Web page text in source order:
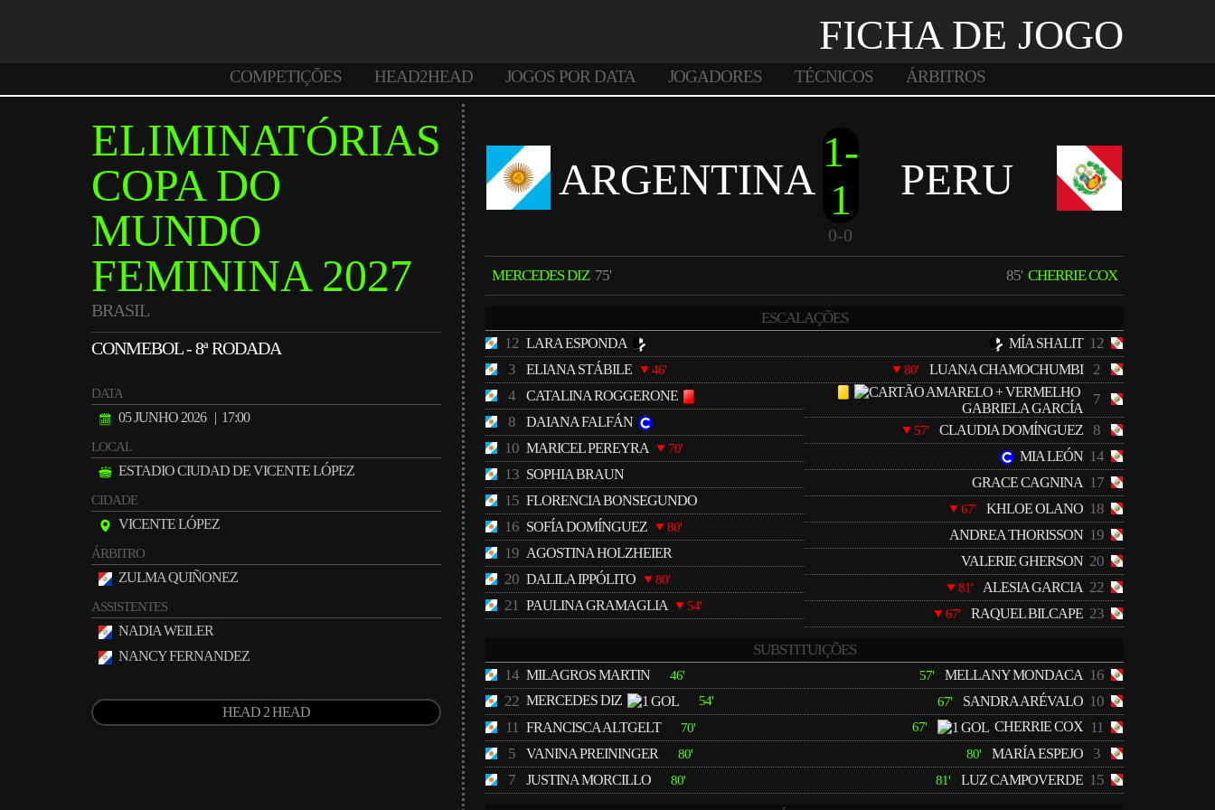
FICHA DE JOGO
COMPETIÇÕES HEAD2HEAD JOGOS POR DATA JOGADORES TÉCNICOS ÁRBITROS
ELIMINATÓRIAS
COPA DO
MUNDO
FEMININA 2027
BRASIL
CONMEBOL - 8ª RODADA
DATA
05 JUNHO 2026 | 17:00
LOCAL
ESTADIO CIUDAD DE VICENTE LÓPEZ
CIDADE
VICENTE LÓPEZ
ÁRBITRO
ZULMA QUIÑONEZ
ASSISTENTES
NADIA WEILER
NANCY FERNANDEZ
HEAD 2 HEAD
ARGENTINA
1-
1
0-0
PERU
MERCEDES DIZ 75' 85' CHERRIE COX
ESCALAÇÕES
12 LARA ESPONDA
3 ELIANA STÁBILE 46'
4 CATALINA ROGGERONE
8 DAIANA FALFÁN
10 MARICEL PEREYRA 70'
13 SOPHIA BRAUN
15 FLORENCIA BONSEGUNDO
16 SOFÍA DOMÍNGUEZ 80'
19 AGOSTINA HOLZHEIER
20 DALILA IPPÓLITO 80'
21 PAULINA GRAMAGLIA 54'
MÍA SHALIT 12
80' LUANA CHAMOCHUMBI 2
GABRIELA GARCÍA
7
57' CLAUDIA DOMÍNGUEZ 8
MIA LEÓN 14
GRACE CAGNINA 17
67' KHLOE OLANO 18
ANDREA THORISSON 19
VALERIE GHERSON 20
81' ALESIA GARCIA 22
67' RAQUEL BILCAPE 23
SUBSTITUIÇÕES
14 MILAGROS MARTIN 46'
22 MERCEDES DIZ 54'
11 FRANCISCA ALTGELT 70'
5 VANINA PREININGER 80'
7 JUSTINA MORCILLO 80'
57' MELLANY MONDACA 16
67' SANDRA ARÉVALO 10
67' CHERRIE COX 11
80' MARÍA ESPEJO 3
81' LUZ CAMPOVERDE 15